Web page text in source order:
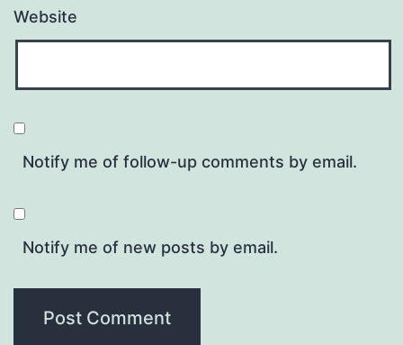
Website
Notify me of follow-up comments by email.
Notify me of new posts by email.